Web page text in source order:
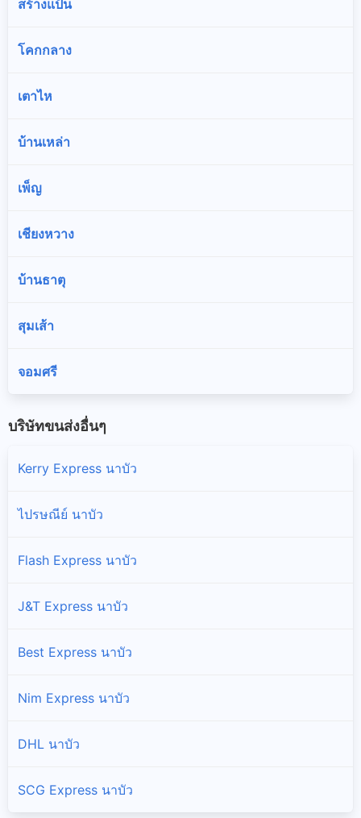
สร้างแป้น
โคกกลาง
เตาไห
บ้านเหล่า
เพ็ญ
เชียงหวาง
บ้านธาตุ
สุมเส้า
จอมศรี
บริษัทขนส่งอื่นๆ
Kerry Express นาบัว
ไปรษณีย์ นาบัว
Flash Express นาบัว
J&T Express นาบัว
Best Express นาบัว
Nim Express นาบัว
DHL นาบัว
SCG Express นาบัว